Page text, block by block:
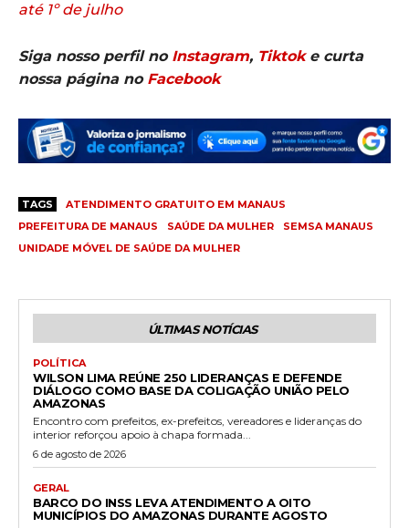
até 1º de julho
Siga nosso perfil no Instagram, Tiktoke curta
nossa página no Facebook
TAGS
ATENDIMENTO GRATUITO EM MANAUS
PREFEITURA DE MANAUS
SAÚDE DA MULHER
SEMSA MANAUS
UNIDADE MÓVEL DE SAÚDE DA MULHER
ÚLTIMAS NOTÍCIAS
POLÍTICA
WILSON LIMA REÚNE 250 LIDERANÇAS E DEFENDE
DIÁLOGO COMO BASE DA COLIGAÇÃO UNIÃO PELO
AMAZONAS
Encontro com prefeitos, ex-prefeitos, vereadores e lideranças do
interior reforçou apoio à chapa formada...
6 de agosto de 2026
GERAL
BARCO DO INSS LEVA ATENDIMENTO A OITO
MUNICÍPIOS DO AMAZONAS DURANTE AGOSTO